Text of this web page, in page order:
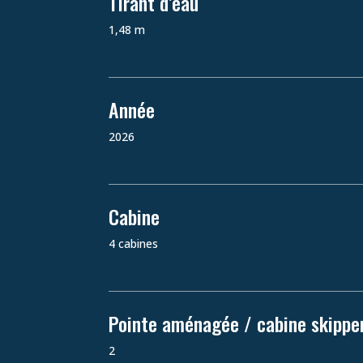
1,48 m
Année
2026
Cabine
4 cabines
Pointe aménagée / cabine
2